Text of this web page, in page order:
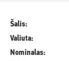
Šalis:
Valiuta:
Nominalas: